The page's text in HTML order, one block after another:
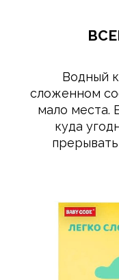
Водный
сложенном
мало места.
куда